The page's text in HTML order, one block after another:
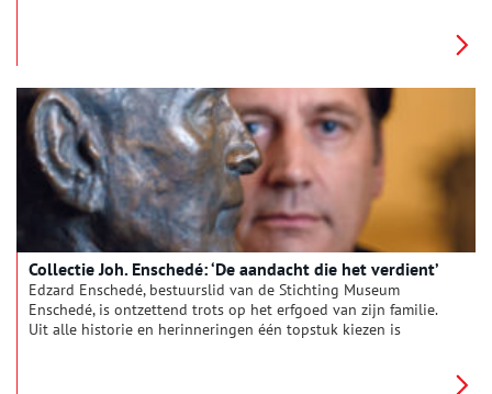
Collectie Joh. Enschedé: ‘De aandacht die het verdient’
Edzard Enschedé, bestuurslid van de Stichting Museum
Enschedé, is ontzettend trots op het erfgoed van zijn familie.
Uit alle historie en herinneringen één topstuk kiezen is